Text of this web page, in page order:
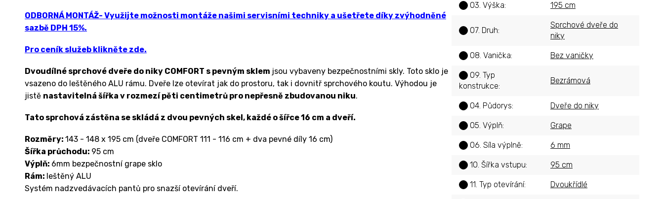
ODBORNÁ MONTÁŽ- Využijte možnosti montáže našimi servisními techniky a ušetřete díky zvýhodněné
sazbě DPH 15%.
Pro ceník služeb klikněte zde.
Dvoudílné sprchové dveře do niky COMFORT s pevným sklem jsou vybaveny bezpečnostními skly. Toto sklo je
vsazeno do leštěného ALU rámu. Dveře lze otevírat jak do prostoru, tak i dovnitř sprchového koutu. Výhodou je
jistě nastavitelná šířka v rozmezí pěti centimetrů pro nepřesně zbudovanou niku.
Tato sprchová zástěna se skládá z dvou pevných skel, každé o šířce 16 cm a dveří.
Rozměry: 143 - 148 x 195 cm (dveře COMFORT 111 - 116 cm + dva pevné díly 16 cm)
Šířka průchodu: 95 cm
Výplň: 6mm bezpečnostní grape sklo
Rám: leštěný ALU
Systém nadzvedávacích pantů pro snazší otevírání dveří.
03. Výška: 195 cm
07. Druh:
Sprchové dveře do
niky
08. Vanička: Bez vaničky
09. Typ
konstrukce:
Bezrámová
04. Půdorys: Dveře do niky
05. Výplň: Grape
06. Síla výplně: 6 mm
10. Šířka vstupu: 95 cm
11. Typ otevírání: Dvoukřídlé